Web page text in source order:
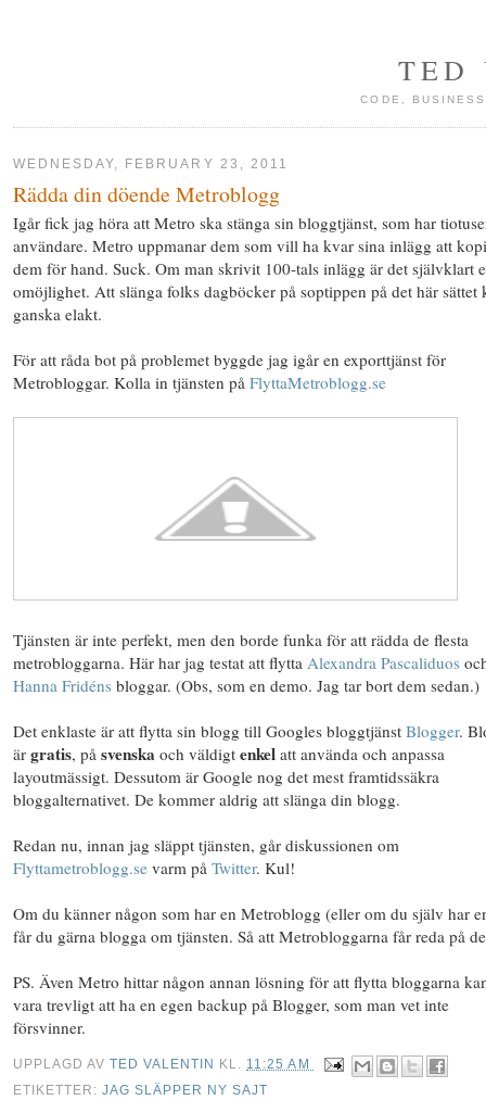
TED
CODE,
WEDNESDAY, FEBRUARY 23, 2011
Rädda din döende Metroblogg
Igår fick jag höra att Metro ska stänga sin bloggtjänst, som har
användare. Metro uppmanar dem som vill ha kvar sina inlägg att
dem för hand. Suck. Om man skrivit 100-tals inlägg är det självklart
omöjlighet. Att slänga folks dagböcker på soptippen på det här sättet
ganska elakt.
För att råda bot på problemet byggde jag igår en exporttjänst för
Metrobloggar. Kolla in tjänsten på FlyttaMetroblogg.se
Tjänsten är inte perfekt, men den borde funka för att rädda de flesta
metrobloggarna. Här har jag testat att flytta Alexandra Pascaliduos
Hanna Fridéns bloggar. (Obs, som en demo. Jag tar bort dem sedan.)
Det enklaste är att flytta sin blogg till Googles bloggtjänst Blogger.
är gratis, på svenska och väldigt enkel att använda och anpassa
layoutmässigt. Dessutom är Google nog det mest framtidssäkra
bloggalternativet. De kommer aldrig att slänga din blogg.
Redan nu, innan jag släppt tjänsten, går diskussionen om
Flyttametroblogg.se varm på Twitter. Kul!
Om du känner någon som har en Metroblogg (eller om du själv har
får du gärna blogga om tjänsten. Så att Metrobloggarna får reda på
PS. Även Metro hittar någon annan lösning för att flytta bloggarna
vara trevligt att ha en egen backup på Blogger, som man vet inte
försvinner.
UPPLAGD AVTED VALENTIN KL. 11:25 AM
ETIKETTER:JAG SLÄPPER NY SAJT